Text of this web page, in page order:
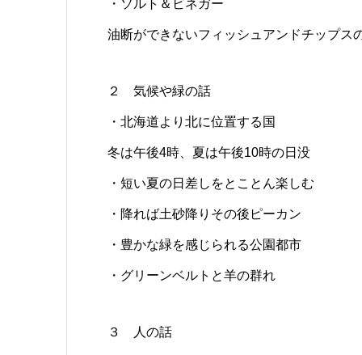
・ソルト＆ビネガー
油断ができないフィッシュアンドチップス
２ 気候や緑の話
・北海道より北に位置する国
冬は午後4時、夏は午後10時の日没
・短い夏の日差しをとことん楽しむ
・降れば土砂降りその後ピーカン
・豊かな緑を感じられる公園都市
・グリーンベルトと羊の群れ
３ 人の話